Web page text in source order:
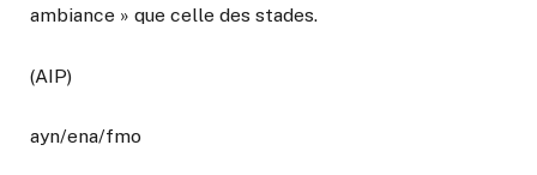
ambiance » que celle des stades.
(AIP)
ayn/ena/fmo